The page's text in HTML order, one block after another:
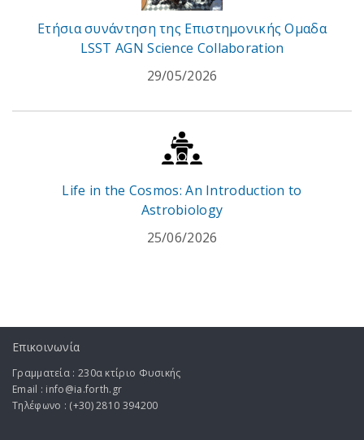
Ετήσια συνάντηση της Επιστημονικής Ομαδα
LSST AGN Science Collaboration
29/05/2026
Life in the Cosmos: An Introduction to
Astrobiology
25/06/2026
Επικοινωνία
Γραμματεία : 230α κτίριο Φυσικής
Email : info@ia.forth.gr
Τηλέφωνο : (+30) 2810 394200